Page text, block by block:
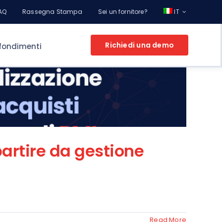
Rassegna Stampa Sei un fornitore? IT
L’E-PROCUREMENT PER LA TUA AZIENDA
Consulente
Aziende
Richiedi una demo
da gestione
Read More